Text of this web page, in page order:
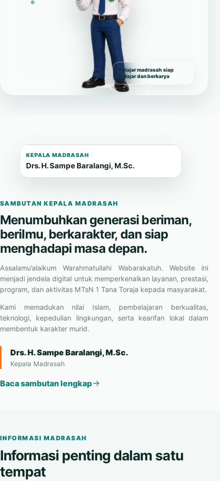
Pelajar madrasah siap
belajar dan berkarya
KEPALA MADRASAH
Drs. H. Sampe Baralangi, M.Sc.
SAMBUTAN KEPALA MADRASAH
Menumbuhkan generasi beriman,
berilmu, berkarakter, dan siap
menghadapi masa depan.
Assalamu’alaikum Warahmatullahi Wabarakatuh. Website ini
menjadi jendela digital untuk memperkenalkan layanan, prestasi,
program, dan aktivitas MTsN 1 Tana Toraja kepada masyarakat.
Kami memadukan nilai Islam, pembelajaran berkualitas,
teknologi, kepedulian lingkungan, serta kearifan lokal dalam
membentuk karakter murid.
Drs. H. Sampe Baralangi, M.Sc.
Kepala Madrasah
Baca sambutan lengkap
INFORMASI MADRASAH
Informasi penting dalam satu
tempat